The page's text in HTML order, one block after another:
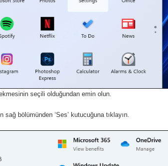
seçili olduğundan emin olun.
bölümünden ‘Ses’ kutucuğuna tıklayın.